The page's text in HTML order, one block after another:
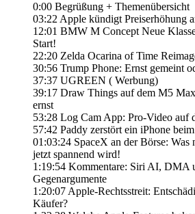
0:00 Begrüßung + Themenübersicht
03:22 Apple kündigt Preiserhöhung
12:01 BMW M Concept Neue
Start!
22:20 Zelda Ocarina of Time
30:56 Trump Phone: Ernst gemeint
37:37 UGREEN ( Werbung)
39:17 Draw Things auf dem M5
ernst
53:28 Log Cam App: Pro-Video auf
57:42 Paddy zerstört ein iPhone
01:03:24 SpaceX an der Börse: Was
jetzt spannend wird!
1:19:54 Kommentare: Siri AI, DMA
Gegenargumente
1:20:07 Apple-Rechtsstreit:
Käufer?